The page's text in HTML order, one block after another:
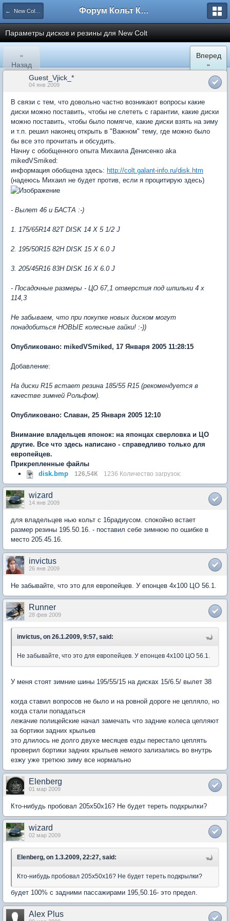
← New Colt. Кузов. Оборудование кузова. Внешний вид. Форум Кольт Клуб
Параметры дисков и резины для New Colt
«
Назад
Вперед
»
Guest_Vjick_*
04 янв 2009
В связи с тем, что довольно частно возникают вопросы какие
диски можно поставить, чтобы не слететь с гарантии, какие диски
можно поставить, чтобы было помягче, какие диски взять на зиму
и т.п. решил наконец открыть в "Важном" тему, где можно было
бы все это прочитать и обсудить.
Начну с обобщенного опыта Михаила Денисенко aka
mikedVSmiked:
информация обобщена здесь: http://colt.galant-info.ru/disk.htm
(надеюсь Михаил не будет против, если я процитирую здесь)
- Вылет 46 и БАСТА :-)
1. 175/65R14 82T DISK 14 X 5 1/2 J
2. 195/50R15 82H DISK 15 X 6.0 J
3. 205/45R16 83H DISK 16 X 6.0 J
- Посадочные размеры - ЦО 67,1 отверстия под шпильки 4 x
114,3
Не забываем, что при покупке новых диском могут
понадобиться НОВЫЕ колесные гайки! :-))
Опубликовано: mikedVSmiked, 17 Января 2005 11:28:15
Добавление:
На диски R15 встает резина 185/55 R15 (рекомендуется в
качестве зимней Рольфом).
Опубликовано: Славан, 25 Января 2005 12:10
Внимание владельцев японок: на японцах сверловка и ЦО
другие. Все что здесь написано - справедливо только для
европейцев.
Прикрепленные файлы
disk.bmp
126,54К 1236 Количество загрузок:
wizard
14 янв 2009
для владельцев нью кольт с 16радиусом. спокойно встает
размер резины 195.50.16. - поставил себе зимнюю по ошибке в
место 205.45.16.
invictus
26 янв 2009
Не забывайте, что это для европейцев. У епонцев 4х100 ЦО 56.1.
Runner
28 фев 2009
invictus, on 26.1.2009, 9:57, said:
Не забывайте, что это для европейцев. У епонцев 4х100 ЦО 56.1.
У меня стоят зимние шины 195/55/15 на дисках 15/6.5/ вылет 38
когда ставил вопросов не было и на ровной дороге не цепляло, но
когда стали попадаться
лежачие полицейские начал замечать что задние колеса цепляют
за бортики задних крыльев
это длилось не долго двухе месяцев езды перестало цеплять
проверил бортики задних крыльев немого зализались во внутрь
езжу уже третюю зиму все нормально
Elenberg
01 мар 2009
Кто-нибудь пробовал 205х50х16? Не будет тереть подкрылки?
wizard
02 мар 2009
Elenberg, on 1.3.2009, 22:27, said:
Кто-нибудь пробовал 205х50х16? Не будет тереть подкрылки?
будет 100% с задними пассажирами 195,50.16- это предел.
Alex Plus